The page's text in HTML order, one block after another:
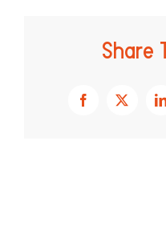
Share
Facebook
X